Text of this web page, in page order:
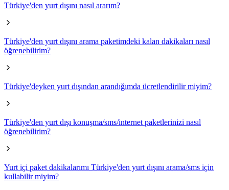
Türkiye'den yurt dışını nasıl ararım?
Türkiye'den yurt dışını arama paketimdeki kalan dakikaları nasıl
öğrenebilirim?
Türkiye'deyken yurt dışından arandığımda ücretlendirilir miyim?
Türkiye'den yurt dışı konuşma/sms/internet paketlerinizi nasıl
öğrenebilirim?
Yurt içi paket dakikalarımı Türkiye'den yurt dışını arama/sms için
kullabilir miyim?